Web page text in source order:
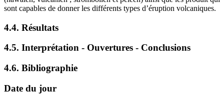
sont capables de donner les différents types d’éruption volcaniques.
4.4. Résultats
4.5. Interprétation - Ouvertures - Conclusions
4.6. Bibliographie
Date du jour